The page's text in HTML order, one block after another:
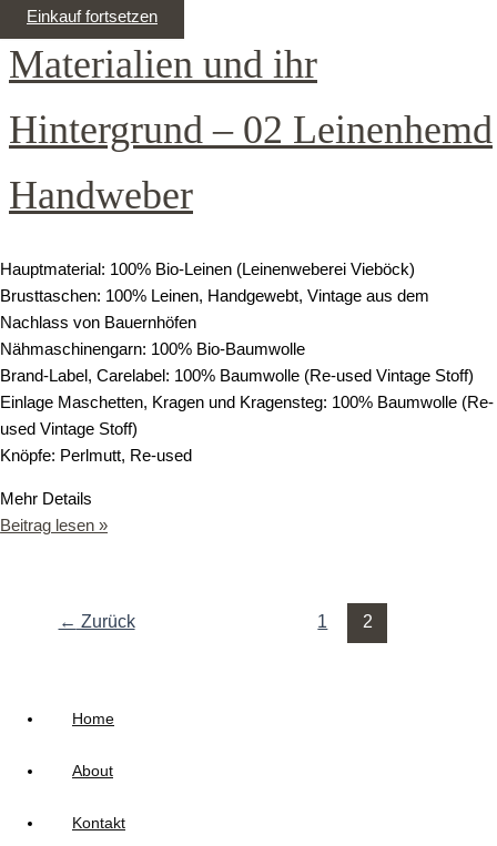
Einkauf fortsetzen
Materialien und ihr
Hintergrund – 02 Leinenhemd
Handweber
Hauptmaterial: 100% Bio-Leinen (Leinenweberei Vieböck)
Brusttaschen: 100% Leinen, Handgewebt, Vintage aus dem
Nachlass von Bauernhöfen
Nähmaschinengarn: 100% Bio-Baumwolle
Brand-Label, Carelabel: 100% Baumwolle (Re-used Vintage Stoff)
Einlage Maschetten, Kragen und Kragensteg: 100% Baumwolle (Re-
used Vintage Stoff)
Knöpfe: Perlmutt, Re-used
Mehr Details
Beitrag lesen »
← Zurück 1 2
Home
About
Kontakt